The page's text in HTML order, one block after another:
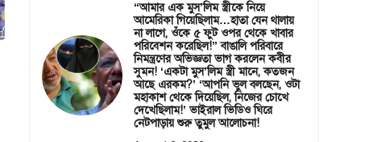
“আমার এক মুস’লিম স্ত্রীকে নিয়ে
আমেরিকা গিয়েছিলাম…হাতা যেন থালায়
না লাগে, ওঁকে ৫ ফুট ওপর থেকে খাবার
পরিবেশন করেছিল!” বাঙালি পরিবারে
নিমন্ত্রণের অভিজ্ঞতা ভাগ করলেন কবীর
সুমন! ‘একটা মুস’লিম স্ত্রী মানে, কতজন
আছে এরকম?’ ‘আপনি ভুল বলছেন, ওটা
মহাকাশ থেকে দিয়েছিল, নিজের চোখে
দেখেছিলাম!’ ভাইরাল ভিডিও ঘিরে
নেটপাড়ায় শুরু তুমুল আলোচনা!